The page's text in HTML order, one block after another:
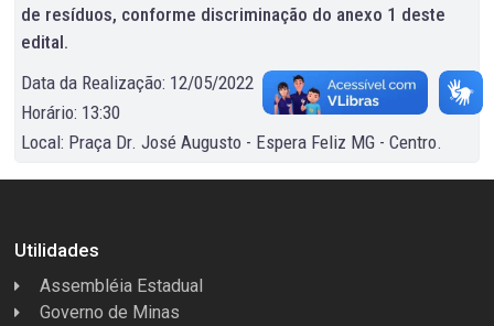
de resíduos, conforme discriminação do anexo 1 deste
edital.
Data da Realização: 12/05/2022
Horário: 13:30
Local: Praça Dr. José Augusto - Espera Feliz MG - Centro.
Utilidades
Assembléia Estadual
Governo de Minas